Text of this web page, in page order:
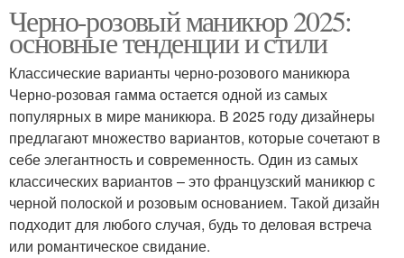
Черно-розовый маникюр 2025:
основные тенденции и стили
Классические варианты черно-розового маникюра
Черно-розовая гамма остается одной из самых
популярных в мире маникюра. В 2025 году дизайнеры
предлагают множество вариантов, которые сочетают в
себе элегантность и современность. Один из самых
классических вариантов – это французский маникюр с
черной полоской и розовым основанием. Такой дизайн
подходит для любого случая, будь то деловая встреча
или романтическое свидание.